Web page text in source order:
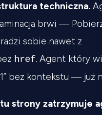
techniczna.
brwi —
sobie nawet z
href. Agent który
bez kontekstu — już
strony zatrzymuje